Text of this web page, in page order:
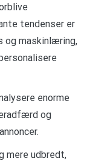
tendenser er
og maskinlæring,
enorme
og
mere udbredt,